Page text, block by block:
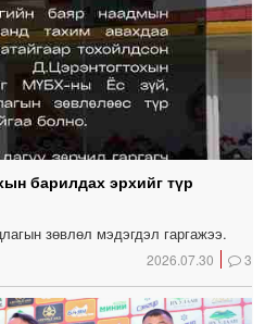
барилдах эрхийг түр
зөвлөл мэдэгдэл гаргажээ.
2026.07.30 3